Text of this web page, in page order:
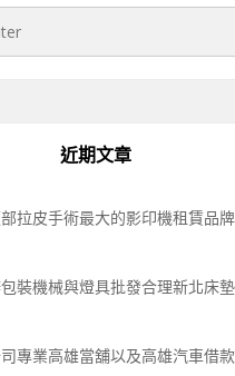
近期文章
拉皮手術最大的影印機租賃品
裝機械與燈具批發合理新北床
專業高雄當舖以及高雄汽車借